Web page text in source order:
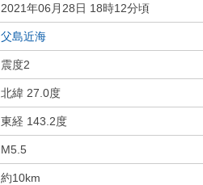
2021年06月28日 18時12分頃
父島近海
震度2
北緯 27.0度
東経 143.2度
M5.5
約10km